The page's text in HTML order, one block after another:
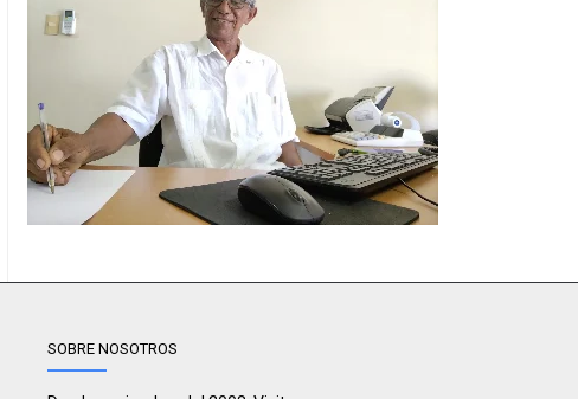
SOBRE NOSOTROS